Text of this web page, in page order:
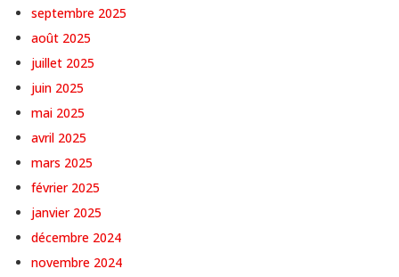
septembre 2025
août 2025
juillet 2025
juin 2025
mai 2025
avril 2025
mars 2025
février 2025
janvier 2025
décembre 2024
novembre 2024